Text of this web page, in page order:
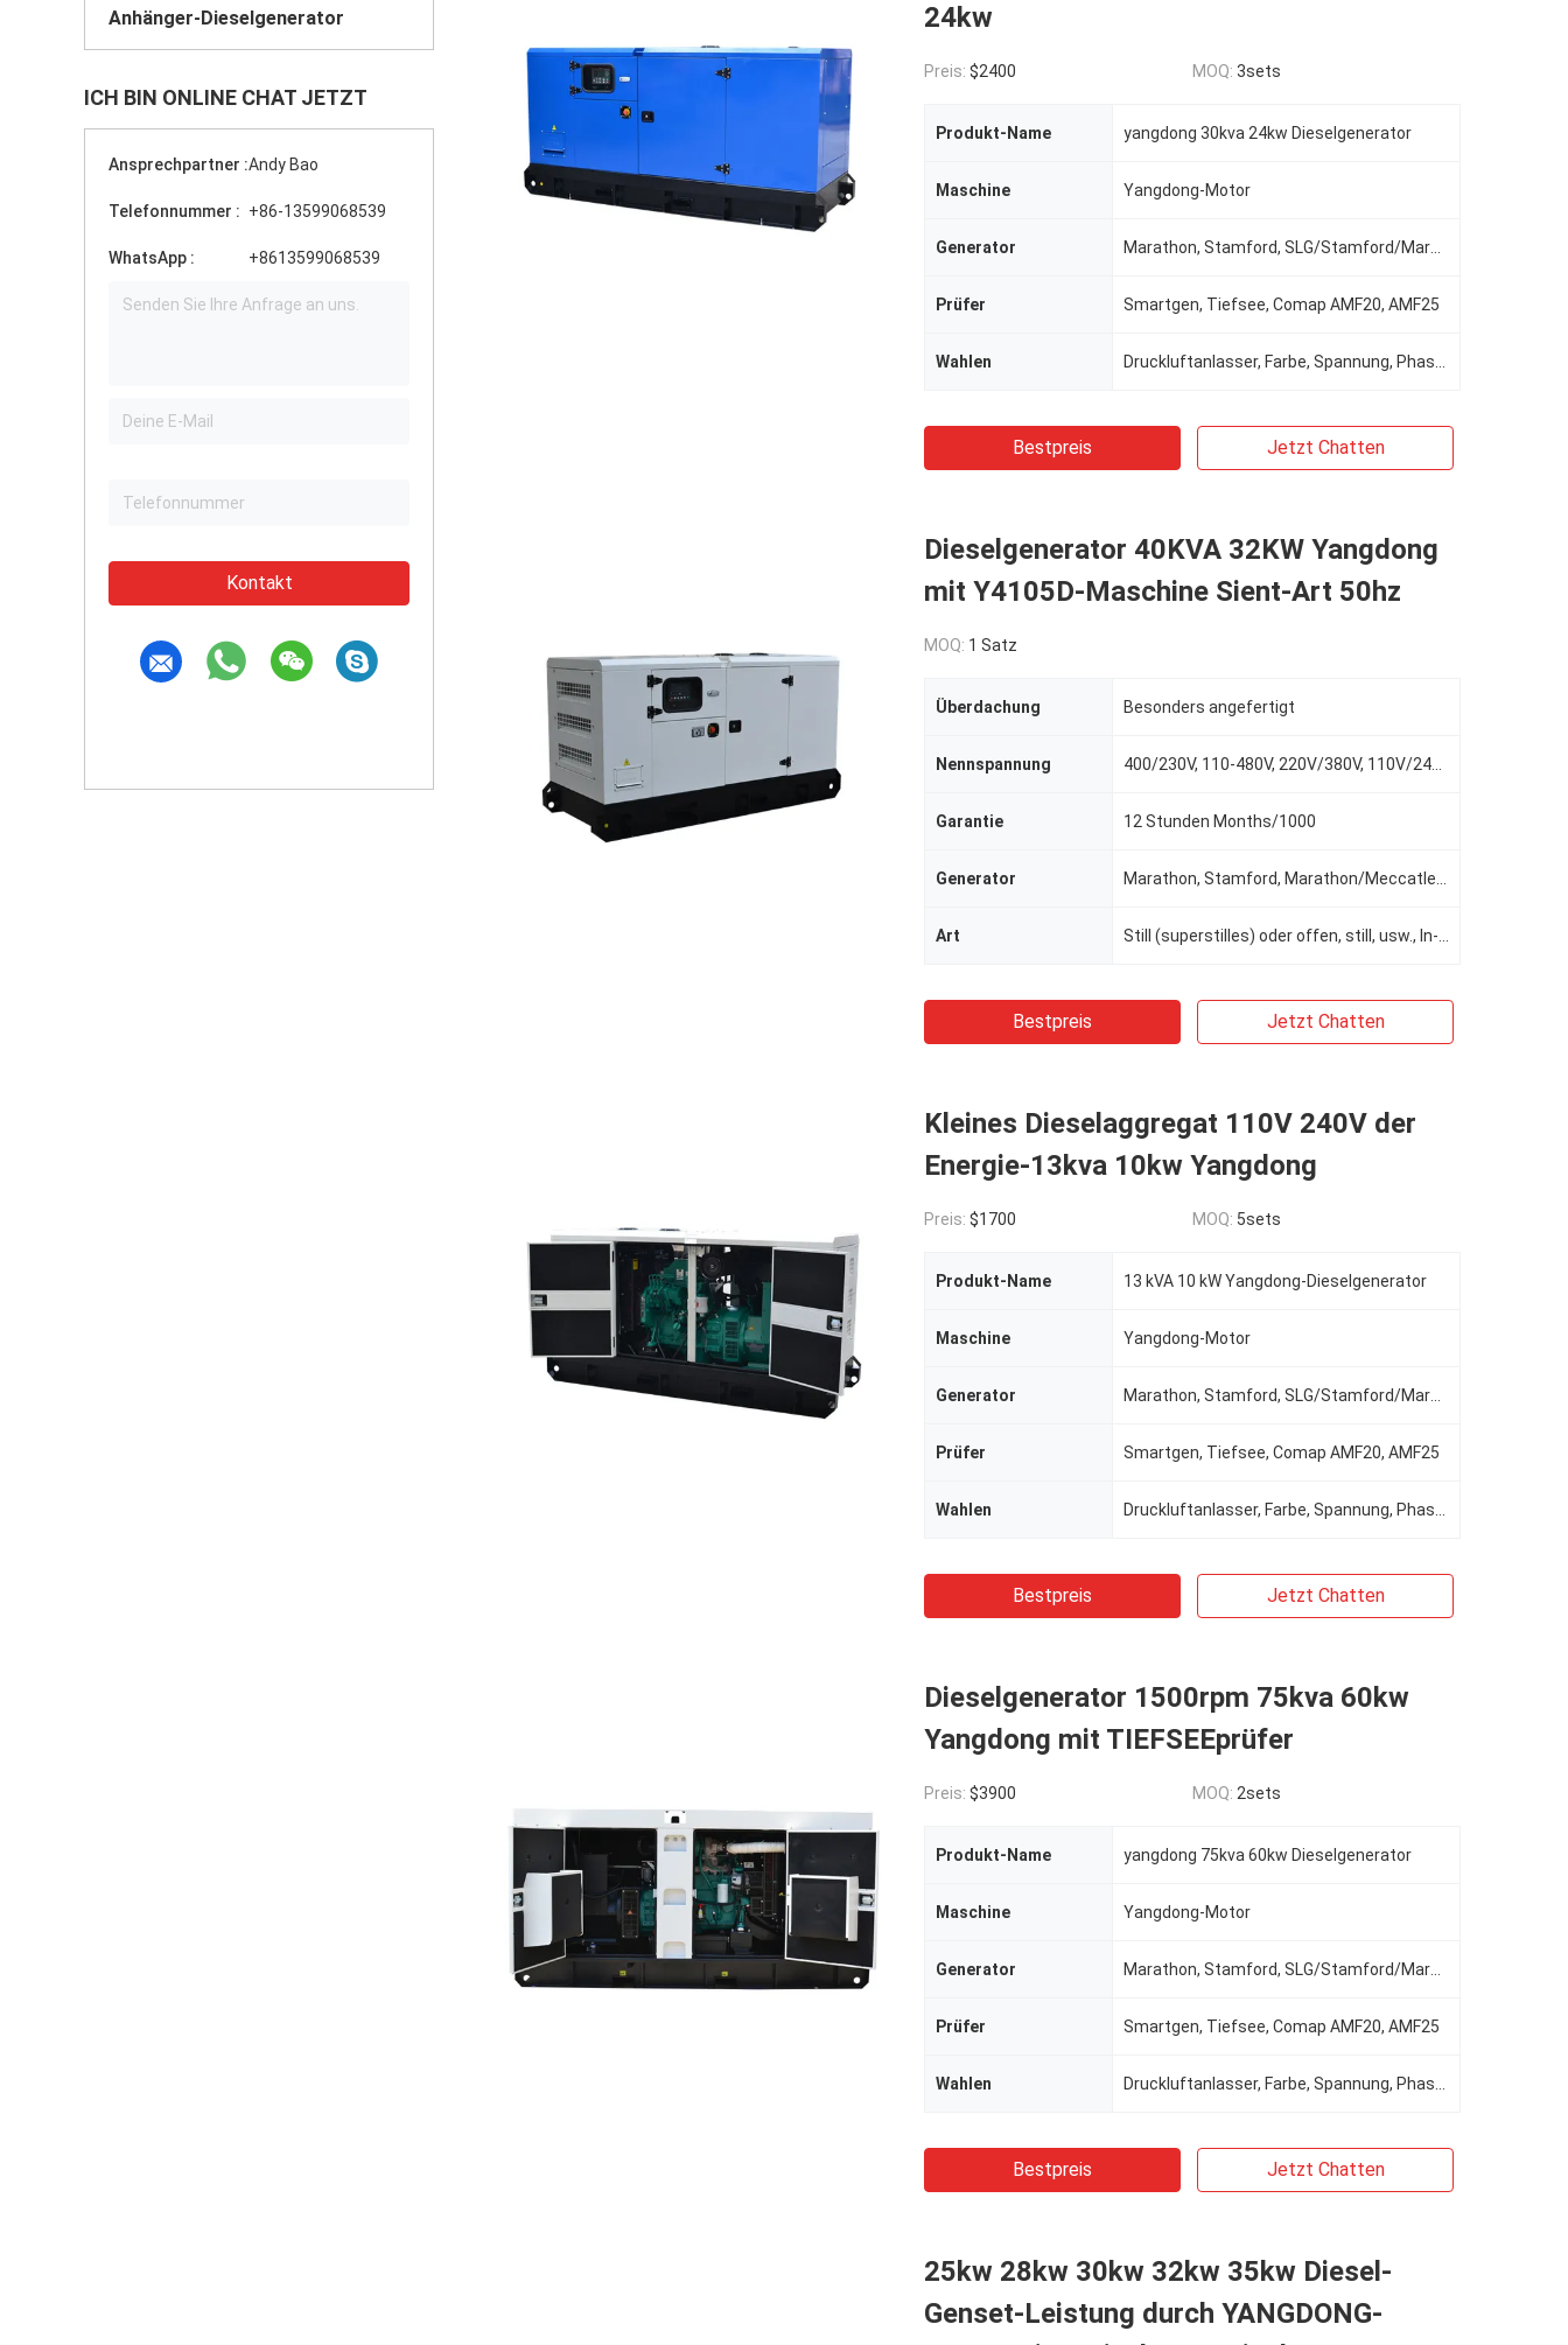
Anhänger-Dieselgenerator
ICH BIN ONLINE CHAT JETZT
Ansprechpartner :Andy Bao
Telefonnummer : +86-13599068539
WhatsApp : +8613599068539
Kontakt
24kw
Preis: $2400 MOQ: 3sets
Produkt-Name yangdong 30kva 24kw Dieselgenerator
Maschine Yangdong-Motor
Generator
Prüfer Smartgen, Tiefsee, Comap AMF20, AMF25
Wahlen
Bestpreis Jetzt Chatten
Dieselgenerator 40KVA 32KW Yangdong
mit Y4105D-Maschine Sient-Art 50hz
MOQ: 1 Satz
Überdachung Besonders angefertigt
Nennspannung
Garantie 12 Stunden Months/1000
Generator
Art
Bestpreis Jetzt Chatten
Kleines Dieselaggregat 110V 240V der
Energie-13kva 10kw Yangdong
Preis: $1700 MOQ: 5sets
Produkt-Name 13 kVA 10 kW Yangdong-Dieselgenerator
Maschine Yangdong-Motor
Generator
Prüfer Smartgen, Tiefsee, Comap AMF20, AMF25
Wahlen
Bestpreis Jetzt Chatten
Dieselgenerator 1500rpm 75kva 60kw
Yangdong mit TIEFSEEprüfer
Preis: $3900 MOQ: 2sets
Produkt-Name yangdong 75kva 60kw Dieselgenerator
Maschine Yangdong-Motor
Generator
Prüfer Smartgen, Tiefsee, Comap AMF20, AMF25
Wahlen
Bestpreis Jetzt Chatten
25kw 28kw 30kw 32kw 35kw Diesel-
Genset-Leistung durch YANGDONG-